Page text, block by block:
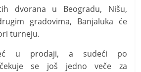
dvorana u Beogradu, Nišu,
gradovima, Banjaluka će
turneju.
u prodaji, a sudeći po
se još jedno veče za